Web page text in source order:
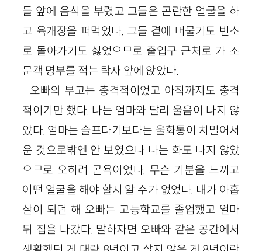
들 앞에 음식을 부렸고 그들은 곤란한 얼굴을 하
고 육개장을 퍼먹었다. 그들 곁에 머물기도 빈소
로 돌아가기도 싫었으므로 출입구 근처로 가 조
문객 명부를 적는 탁자 앞에 앉았다.
오빠의 부고는 충격적이었고 아직까지도 충격
적이기만 했다. 나는 엄마와 달리 울음이 나지 않
았다. 엄마는 슬프다기보다는 울화통이 치밀어서
운 것으로밖엔 안 보였으나 나는 화도 나지 않았
으므로 오히려 곤욕이었다. 무슨 기분을 느끼고
어떤 얼굴을 해야 할지 알 수가 없었다. 내가 아홉
살이 되던 해 오빠는 고등학교를 졸업했고 얼마
뒤 집을 나갔다. 말하자면 오빠와 같은 공간에서